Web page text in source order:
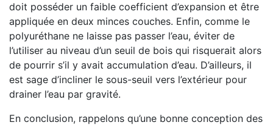
doit posséder un faible coefficient d’expansion et être
appliquée en deux minces couches. Enfin, comme le
polyuréthane ne laisse pas passer l’eau, éviter de
l’utiliser au niveau d’un seuil de bois qui risquerait alors
de pourrir s’il y avait accumulation d’eau. D’ailleurs, il
est sage d’incliner le sous-seuil vers l’extérieur pour
drainer l’eau par gravité.
En conclusion, rappelons qu’une bonne conception des